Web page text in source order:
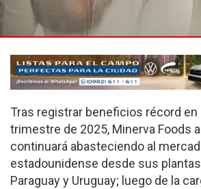
Tras registrar beneficios récord en
trimestre de 2025, Minerva Foods
continuará abasteciendo al
estadounidense desde sus
Paraguay y Uruguay; luego de la